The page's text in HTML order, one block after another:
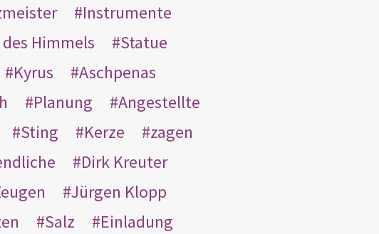
Instrumente
Himmels
Statue
Kyrus
Aschpenas
Planung
Angestellte
Sting Kerze
zagen
Dirk Kreuter
Jürgen Klopp
Salz
Einladung